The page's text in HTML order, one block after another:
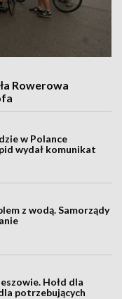
Rowerowa
w Polance
wydał komunikat
z wodą. Samorządy
Hołd dla
potrzebujących